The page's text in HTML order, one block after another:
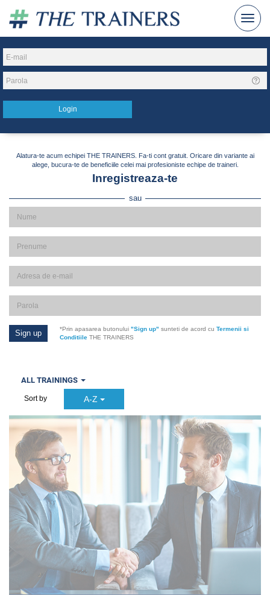
Alatura-te acum echipei THE TRAINERS. Fa-ti cont gratuit. Oricare din variante ai
alege, bucura-te de beneficiile celei mai profesioniste echipe de traineri.
Inregistreaza-te
sau
*Prin apasarea butonului "Sign up" sunteti de acord cu Termenii si
ConditiileTHE TRAINERS
ALL TRAININGS
Sort by A-Z